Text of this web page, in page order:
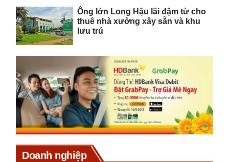
Ông lớn Long Hậu lãi đậm từ cho
thuê nhà xưởng xây sẵn và khu
lưu trú
Doanh nghiệp